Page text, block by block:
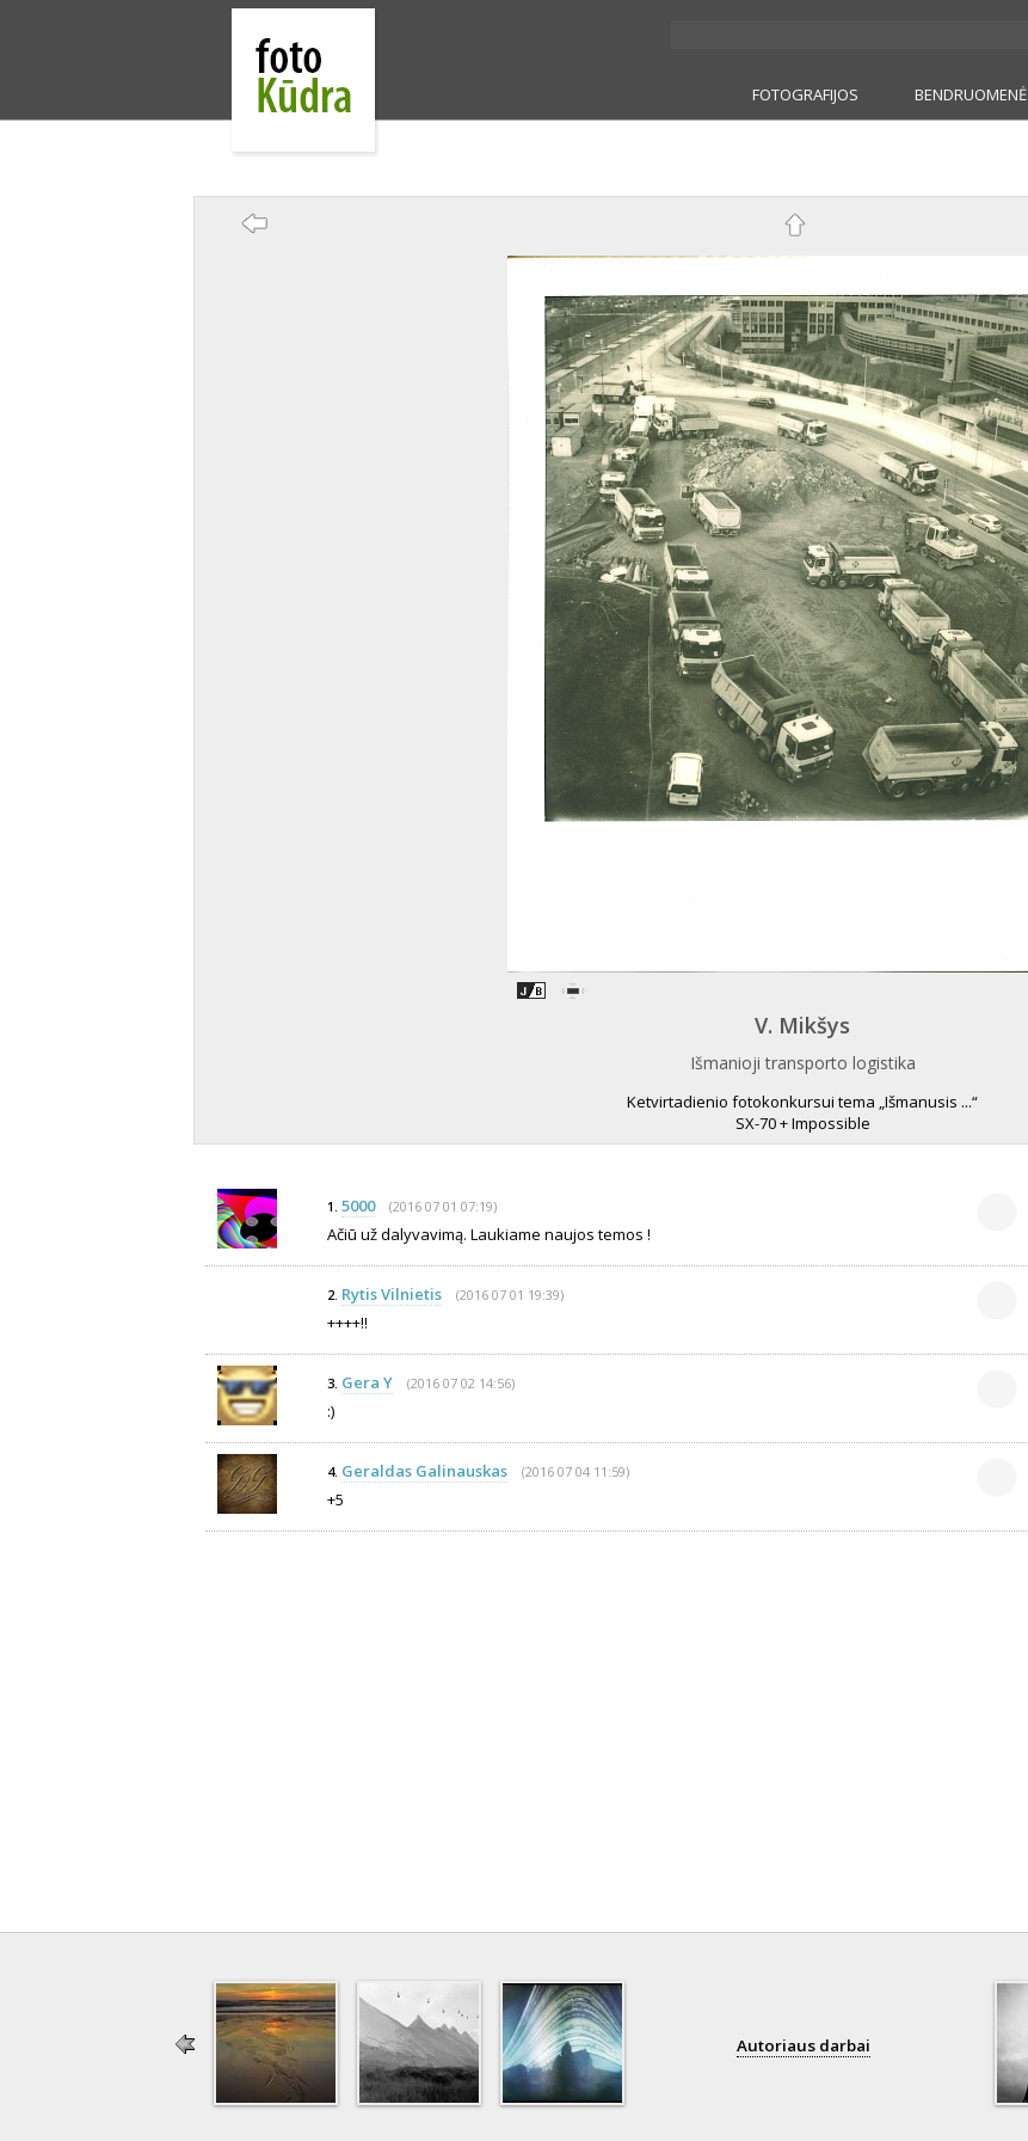
FOTOGRAFIJOS BENDRUOMENĖ
V. Mikšys
Išmanioji transporto logistika
Ketvirtadienio fotokonkursui tema „Išmanusis ...“
SX-70 + Impossible
1. 5000 (2016 07 01 07:19)
Ačiū už dalyvavimą. Laukiame naujos temos !
2. Rytis Vilnietis (2016 07 01 19:39)
++++!!
3. Gera Y (2016 07 02 14:56)
:)
4. Geraldas Galinauskas (2016 07 04 11:59)
+5
Autoriaus darbai